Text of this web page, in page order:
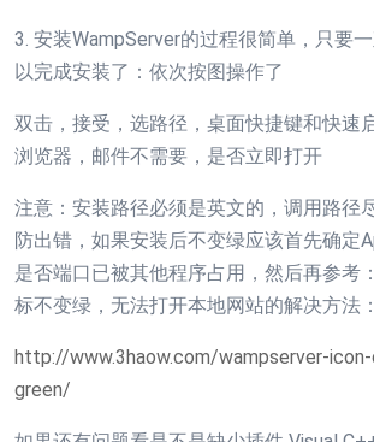
3. 安装WampServer的过程很简单，只要
以完成安装了：依次按图操作了
双击，接受，选路径，桌面快捷键和快速
浏览器，邮件不需要，是否立即打开
注意：安装路径必须是英文的，调用路径
防出错，如果安装后不变绿应该首先确定
是否端口已被其他程序占用，然后再参考
标不变绿，无法打开本地网站的解决方法：
http://www.3haow.com/wampserver-
green/